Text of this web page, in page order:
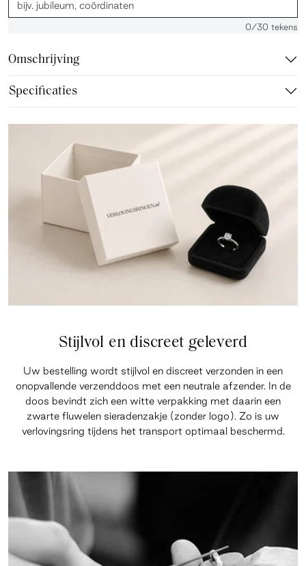
0/30 tekens
Omschrijving
Specificaties
Stijlvol en discreet geleverd
Uw bestelling wordt stijlvol en discreet verzonden in een
onopvallende verzenddoos met een neutrale afzender. In de
doos bevindt zich een witte verpakking met daarin een
zwarte fluwelen sieradenzakje (zonder logo). Zo is uw
verlovingsring tijdens het transport optimaal beschermd.